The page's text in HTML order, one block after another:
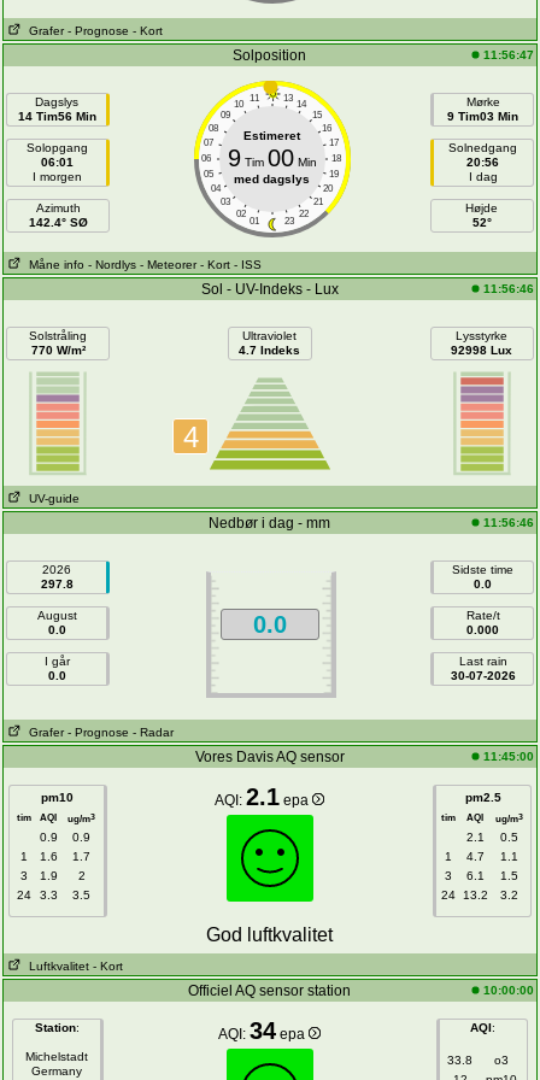
Grafer - Prognose - Kort
Solposition 11:56:47
Dagslys
14 Tim56 Min
Solopgang
06:01
I morgen
Azimuth
142.4° SØ
11 13
10
14
09
15
08
16
07
17
06
18
05
19
04
20
03
21
02
22
01 23
Estimeret
9Tim 00Min
med dagslys
Mørke
9 Tim03 Min
Solnedgang
20:56
I dag
Højde
52°
Måne info - Nordlys - Meteorer - Kort - ISS
Sol - UV-Indeks - Lux 11:56:46
Solstråling
770 W/m²
Ultraviolet
4.7 Indeks
4
Lysstyrke
92998 Lux
UV-guide
Nedbør i dag - mm 11:56:46
2026
297.8
August
0.0
I går
0.0
0.0
Sidste time
0.0
Rate/t
0.000
Last rain
30-07-2026
Grafer - Prognose - Radar
Vores Davis AQ sensor 11:45:00
pm10
tim AQI ug/m3
0.9
0.9
1
1.6
1.7
3
1.9
2
24
3.3 3.5
AQI:2.1 epa pm2.5
tim AQI ug/m3
2.1
0.5
1
4.7
1.1
3
6.1
1.5
24
13.2 3.2
God luftkvalitet
Luftkvalitet - Kort
Officiel AQ sensor station 10:00:00
Station:
Michelstadt
Germany
AQI:34 epa AQI:
33.8
o3